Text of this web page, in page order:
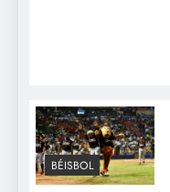
BÉISBOL